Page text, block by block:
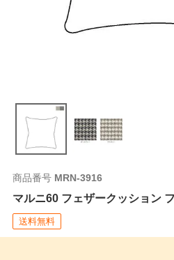
商品番号 MRN-3916
マルニ60 フェザークッション
送料無料